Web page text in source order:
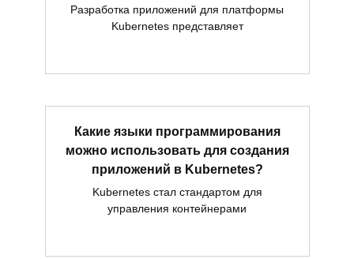
Разработка приложений для платформы
Kubernetes представляет
Какие языки программирования
можно использовать для создания
приложений в Kubernetes?
Kubernetes стал стандартом для
управления контейнерами